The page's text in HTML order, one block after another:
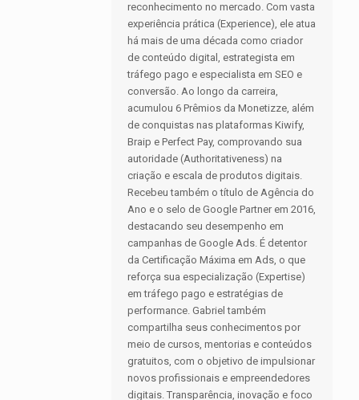
reconhecimento no mercado. Com vasta
experiência prática (Experience), ele atua
há mais de uma década como criador
de conteúdo digital, estrategista em
tráfego pago e especialista em SEO e
conversão. Ao longo da carreira,
acumulou 6 Prêmios da Monetizze, além
de conquistas nas plataformas Kiwify,
Braip e Perfect Pay, comprovando sua
autoridade (Authoritativeness) na
criação e escala de produtos digitais.
Recebeu também o título de Agência do
Ano e o selo de Google Partner em 2016,
destacando seu desempenho em
campanhas de Google Ads. É detentor
da Certificação Máxima em Ads, o que
reforça sua especialização (Expertise)
em tráfego pago e estratégias de
performance. Gabriel também
compartilha seus conhecimentos por
meio de cursos, mentorias e conteúdos
gratuitos, com o objetivo de impulsionar
novos profissionais e empreendedores
digitais. Transparência, inovação e foco